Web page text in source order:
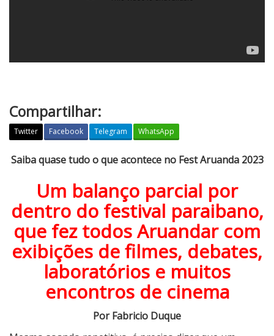
Compartilhar:
Twitter Facebook Telegram WhatsApp
S
a
u
Saiba quase tudo o que acontece no Fest Aruanda 2023
Um balanço parcial por
dentro do festival paraibano,
que fez todos Aruandar com
exibições de filmes, debates,
laboratórios e muitos
encontros de cinema
Por Fabricio Duque